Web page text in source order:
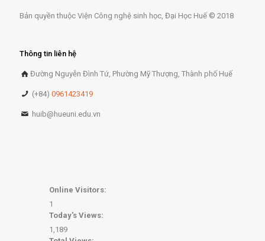
Bản quyền thuộc Viện Công nghệ sinh học, Đại Học Huế © 2018
Thông tin liên hệ
Đường Nguyễn Đình Tứ, Phường Mỹ Thượng, Thành phố Huế
(+84)0961423419
huib@hueuni.edu.vn
Online Visitors:
1
Today's Views:
1,189